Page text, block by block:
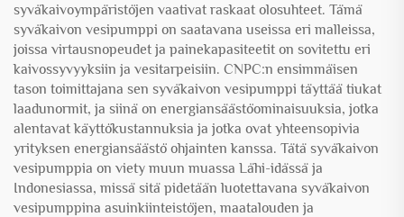
syväkaivoympäristöjen vaativat raskaat olosuhteet. Tämä
syväkaivon vesipumppi on saatavana useissa eri malleissa,
joissa virtausnopeudet ja painekapasiteetit on sovitettu eri
kaivossyvyyksiin ja vesitarpeisiin. CNPC:n ensimmäisen
tason toimittajana sen syväkaivon vesipumppi täyttää tiukat
laadunormit, ja siinä on energiansäästöominaisuuksia, jotka
alentavat käyttökustannuksia ja jotka ovat yhteensopivia
yrityksen energiansäästö ohjainten kanssa. Tätä syväkaivon
vesipumppia on viety muun muassa Lähi-idässä ja
Indonesiassa, missä sitä pidetään luotettavana syväkaivon
vesipumppina asuinkiinteistöjen, maatalouden ja